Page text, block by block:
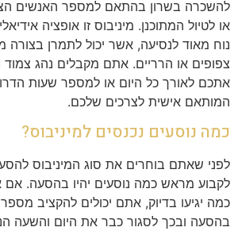
להשכרה בשרון בהתאם למספר האנשים
או לטיול המתוכנן. מיניבוס זו אופציה
נוח מאוד לנסיעה, אשר יכול לתמרן בצורה
צפופים או הרריים. אתם מקבלים נהג צמוד
אתכם לאורך כל היום או למספר שעות
המותאם אישית לצרכים שלכם.
כמה נוסעים נכנסים למיניבוס?
לפני שאתם בוחרים את סוג המיניבוס
לקבוע מראש כמה נוסעים יהיו בהסעה. אם
כמה יגיעו בדיוק, אתם יכולים להקציב
בהסעה ובכך לסגור כבר את היום והשעה